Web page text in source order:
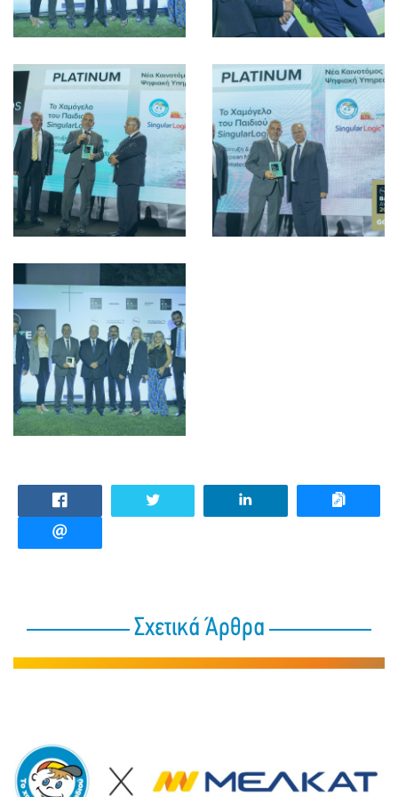
Σχετικά Άρθρα